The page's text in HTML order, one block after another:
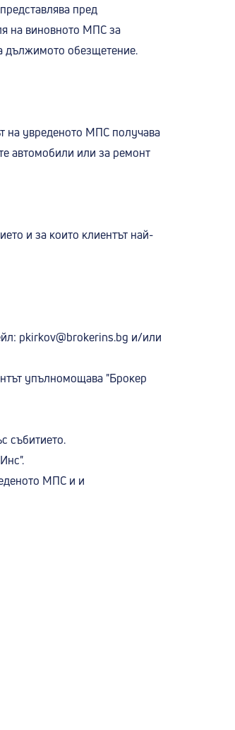
пред
на виновното МПС за
дължимото обезщетение.
на увреденото МПС получава
автомобили или за ремонт
и за които клиентът най-
pkirkov@brokerins.bg и/или
упълномощава "Брокер
събитието.
МПС и и